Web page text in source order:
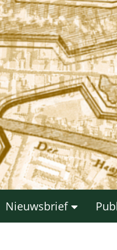
Nieuwsbrief